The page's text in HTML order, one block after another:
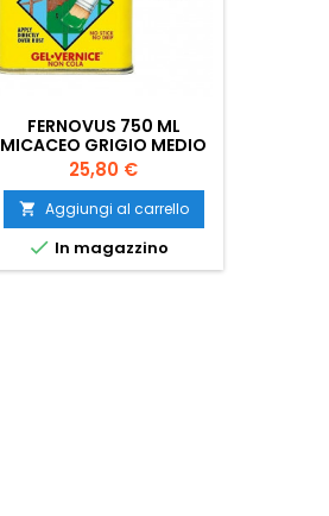
FERNOVUS 750 ML
MICACEO GRIGIO MEDIO
ANTICO
Prezzo
25,80 €
 Aggiungi al carrello
 In magazzino